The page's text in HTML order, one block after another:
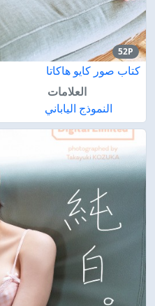
52P
كتاب صور كايو هاكاتا
العلامات
النموذج الياباني